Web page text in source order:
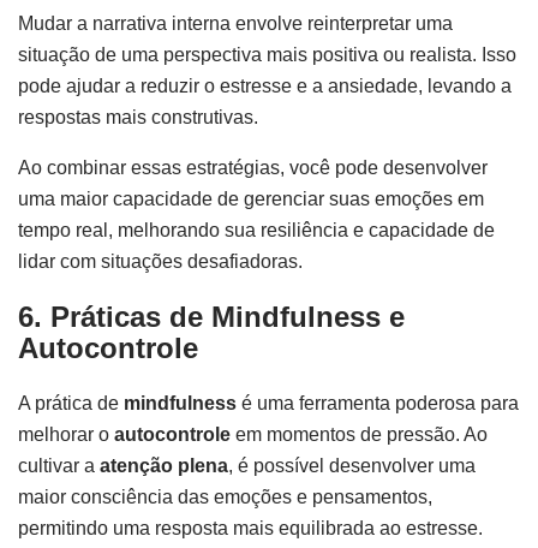
Mudar a narrativa interna envolve reinterpretar uma
situação de uma perspectiva mais positiva ou realista. Isso
pode ajudar a reduzir o estresse e a ansiedade, levando a
respostas mais construtivas.
Ao combinar essas estratégias, você pode desenvolver
uma maior capacidade de gerenciar suas emoções em
tempo real, melhorando sua resiliência e capacidade de
lidar com situações desafiadoras.
6. Práticas de Mindfulness e
Autocontrole
A prática de mindfulness é uma ferramenta poderosa para
melhorar o autocontrole em momentos de pressão. Ao
cultivar a atenção plena, é possível desenvolver uma
maior consciência das emoções e pensamentos,
permitindo uma resposta mais equilibrada ao estresse.